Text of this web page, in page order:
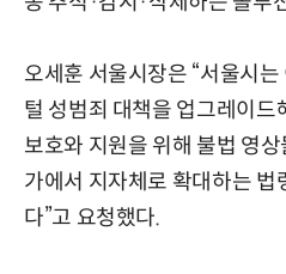
오세훈 서울시장은 “서울시
털 성범죄 대책을 업그레이드
보호와 지원을 위해 불법 영
가에서 지자체로 확대하는 법
다”고 요청했다.